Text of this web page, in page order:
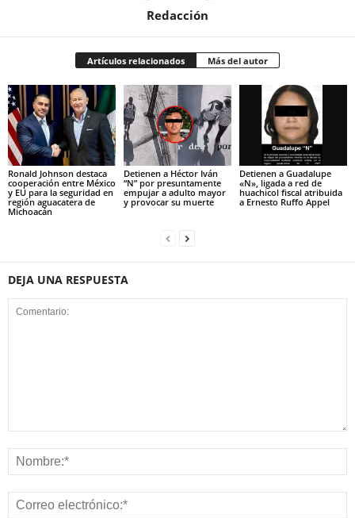
Redacción
Artículos relacionados Más del autor
Ronald Johnson destaca
cooperación entre México
y EU para la seguridad en
región aguacatera de
Michoacán
Detienen a Héctor Iván
“N” por presuntamente
empujar a adulto mayor
y provocar su muerte
Detienen a Guadalupe
«N», ligada a red de
huachicol fiscal atribuida
a Ernesto Ruffo Appel
DEJA UNA RESPUESTA